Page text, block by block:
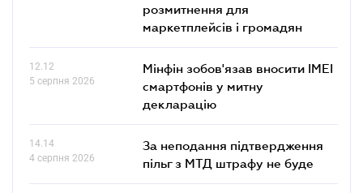
розмитнення для
маркетплейсів і громадян
12.12
5 серпня 2026
Мінфін зобов'язав вносити IMEI
смартфонів у митну
декларацію
14.14
4 серпня 2026
За неподання підтвердження
пільг з МТД штрафу не буде